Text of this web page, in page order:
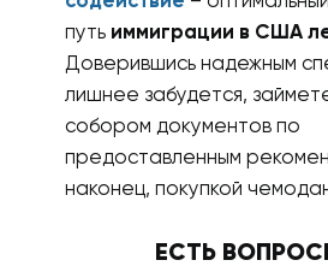
путь иммиграции в США
Доверившись надежным
лишнее забудется,
собором документов по
предоставленным
наконец, покупкой
ЕСТЬ